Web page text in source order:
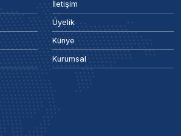
İletişim
Üyelik
Künye
Kurumsal